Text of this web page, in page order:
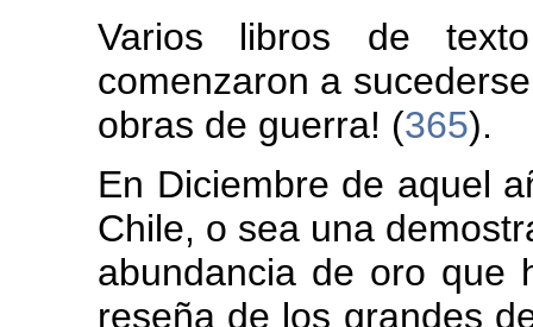
Varios libros de
comenzaron a
obras de guerra! (365).
En Diciembre de aquel
Chile, o sea una
abundancia de oro que
reseña de los grandes